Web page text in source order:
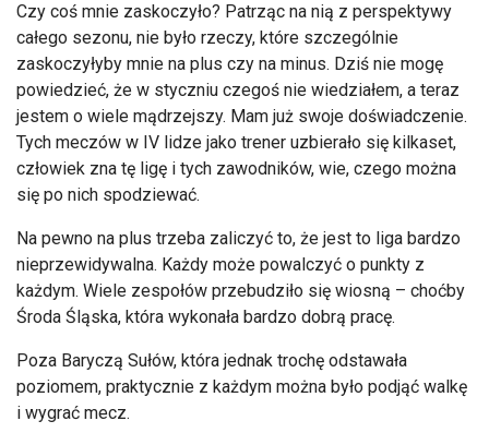
Czy coś mnie zaskoczyło? Patrząc na nią z perspektywy
całego sezonu, nie było rzeczy, które szczególnie
zaskoczyłyby mnie na plus czy na minus. Dziś nie mogę
powiedzieć, że w styczniu czegoś nie wiedziałem, a teraz
jestem o wiele mądrzejszy. Mam już swoje doświadczenie.
Tych meczów w IV lidze jako trener uzbierało się kilkaset,
człowiek zna tę ligę i tych zawodników, wie, czego można
się po nich spodziewać.
Na pewno na plus trzeba zaliczyć to, że jest to liga bardzo
nieprzewidywalna. Każdy może powalczyć o punkty z
każdym. Wiele zespołów przebudziło się wiosną – choćby
Środa Śląska, która wykonała bardzo dobrą pracę.
Poza Baryczą Sułów, która jednak trochę odstawała
poziomem, praktycznie z każdym można było podjąć walkę
i wygrać mecz.